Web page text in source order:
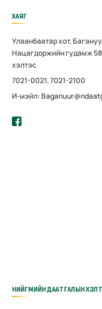
ХАЯГ
Улаанбаатар хот,
Нацагдоржийн гудамж
хэлтэс
7021-0021, 7021-2100
И-мэйл:
НИЙГМИЙН ДААТГАЛЫН